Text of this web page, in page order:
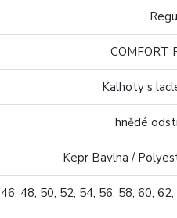
COMFORT
Kalhoty s
hnědé
Kepr Bavlna /
46, 48, 50, 52, 54, 56, 58, 60,